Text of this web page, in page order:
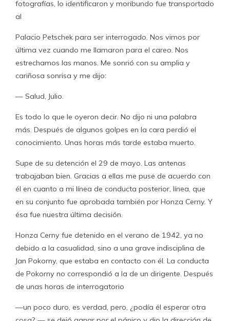
fotografías, lo identificaron y moribundo fue transportado
al
Palacio Petschek para ser interrogado. Nos vimos por
última vez cuando me llamaron para el careo. Nos
estrechamos las manos. Me sonrió con su amplia y
cariñosa sonrisa y me dijo:
— Salud, Julio.
Es todo lo que le oyeron decir. No dijo ni una palabra
más. Después de algunos golpes en la cara perdió el
conocimiento. Unas horas más tarde estaba muerto.
Supe de su detención el 29 de mayo. Las antenas
trabajaban bien. Gracias a ellas me puse de acuerdo con
él en cuanto a mi línea de conducta posterior, línea, que
en su conjunto fue aprobada también por Honza Cerny. Y
ésa fue nuestra última decisión.
Honza Cerny fue detenido en el verano de 1942, ya no
debido a la casualidad, sino a una grave indisciplina de
Jan Pokorny, que estaba en contacto con él. La conducta
de Pokorny no correspondió a la de un dirigente. Después
de unas horas de interrogatorio
—un poco duro, es verdad, pero, ¿podía él esperar otra